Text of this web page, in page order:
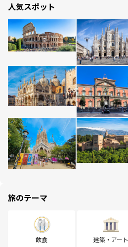
人気スポット
旅のテーマ
飲食 建築・アート